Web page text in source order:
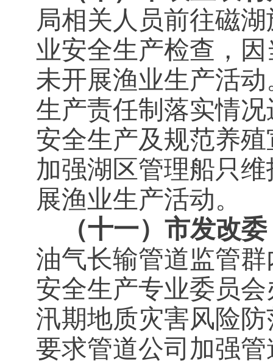
局相关人员前往磁
业安全生产检查，
未开展渔业生产活
生产责任制落实情
安全生产及规范养
加强湖区管理船只
展渔业生产活动。
（十一）市发改
油气长输管道监管
安全生产专业委员
汛期地质灾害风险
要求管道公司加强